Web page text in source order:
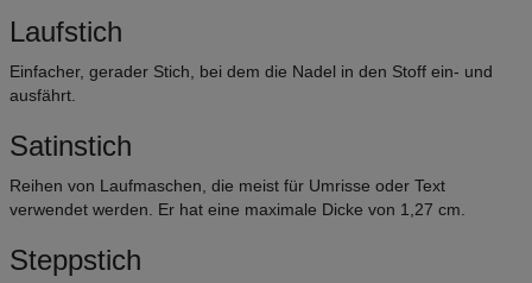
Laufstich
Einfacher, gerader Stich, bei dem die Nadel in den Stoff ein- und
ausfährt.
Satinstich
Reihen von Laufmaschen, die meist für Umrisse oder Text
verwendet werden. Er hat eine maximale Dicke von 1,27 cm.
Steppstich